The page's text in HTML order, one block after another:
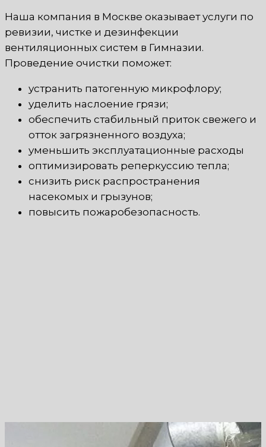
Наша компания в Москве оказывает услуги по
ревизии, чистке и дезинфекции
вентиляционных систем в Гимназии.
Проведение очистки поможет:
устранить патогенную микрофлору;
уделить наслоение грязи;
обеспечить стабильный приток свежего и
отток загрязненного воздуха;
уменьшить эксплуатационные расходы
оптимизировать реперкуссию тепла;
снизить риск распространения
насекомых и грызунов;
повысить пожаробезопасность.